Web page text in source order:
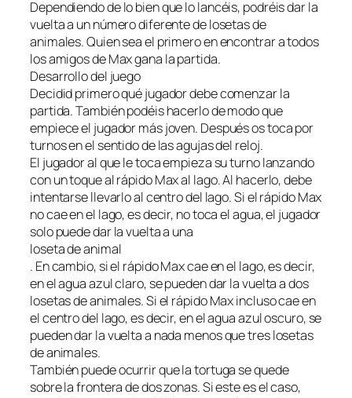
Dependiendo de lo bien que lo lancéis, podréis dar la
vuelta a un número diferente de losetas de
animales. Quien sea el primero en encontrar a todos
los amigos de Max gana la partida.
Desarrollo del juego
Decidid primero qué jugador debe comenzar la
partida. También podéis hacerlo de modo que
empiece el jugador más joven. Después os toca por
turnos en el sentido de las agujas del reloj.
El jugador al que le toca empieza su turno lanzando
con un toque al rápido Max al lago. Al hacerlo, debe
intentarse llevarlo al centro del lago. Si el rápido Max
no cae en el lago, es decir, no toca el agua, el jugador
solo puede dar la vuelta a una
loseta de animal
. En cambio, si el rápido Max cae en el lago, es decir,
en el agua azul claro, se pueden dar la vuelta a dos
losetas de animales. Si el rápido Max incluso cae en
el centro del lago, es decir, en el agua azul oscuro, se
pueden dar la vuelta a nada menos que tres losetas
de animales.
También puede ocurrir que la tortuga se quede
sobre la frontera de dos zonas. Si este es el caso,